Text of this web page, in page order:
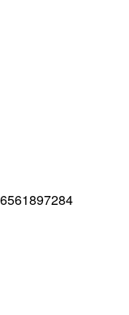
6561897284